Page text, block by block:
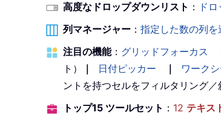
高度なドロップダウンリスト ： ド
列マネージャー ： 指定した数の列を
注目の機能： グリッドフォーカス
ト）
｜ 日付ピッカー ｜ ワーク
ントを持つセルをフィルタリング
トップ15 ツールセット ： 12 テキス